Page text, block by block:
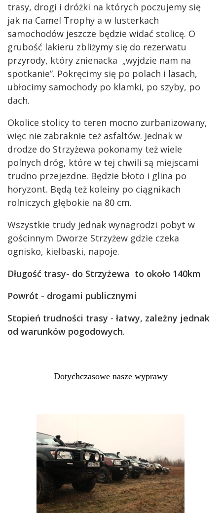
trasy, drogi i dróżki na których poczujemy się
jak na Camel Trophy a w lusterkach
samochodów jeszcze będzie widać stolicę. O
grubość lakieru zbliżymy się do rezerwatu
przyrody, który znienacka „wyjdzie nam na
spotkanie”. Pokręcimy się po polach i lasach,
ubłocimy samochody po klamki, po szyby, po
dach.
Okolice stolicy to teren mocno zurbanizowany,
więc nie zabraknie też asfaltów. Jednak w
drodze do Strzyżewa pokonamy też wiele
polnych dróg, które w tej chwili są miejscami
trudno przejezdne. Będzie błoto i glina po
horyzont. Będą też koleiny po ciągnikach
rolniczych głębokie na 80 cm.
Wszystkie trudy jednak wynagrodzi pobyt w
gościnnym Dworze Strzyżew gdzie czeka
ognisko, kiełbaski, napoje.
Długość trasy- do Strzyżewa to około 140km
Powrót - drogami publicznymi
Stopień trudności trasy - łatwy, zależny jednak
od warunków pogodowych.
Dotychczasowe nasze wyprawy